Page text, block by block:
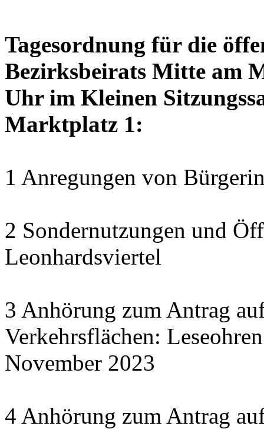
Tagesordnung für die
Bezirksbeirats Mitte am
Uhr im Kleinen
Marktplatz 1:
1 Anregungen von
2 Sondernutzungen und
Leonhardsviertel
3 Anhörung zum Antrag
Verkehrsflächen:
November 2023
4 Anhörung zum Antrag